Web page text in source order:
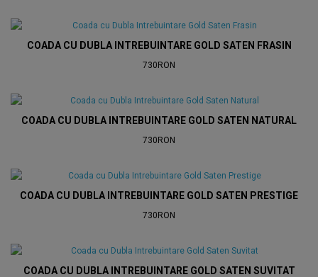
COADA CU DUBLA INTREBUINTARE GOLD SATEN FRASIN
730RON
COADA CU DUBLA INTREBUINTARE GOLD SATEN NATURAL
730RON
COADA CU DUBLA INTREBUINTARE GOLD SATEN PRESTIGE
730RON
COADA CU DUBLA INTREBUINTARE GOLD SATEN SUVITAT